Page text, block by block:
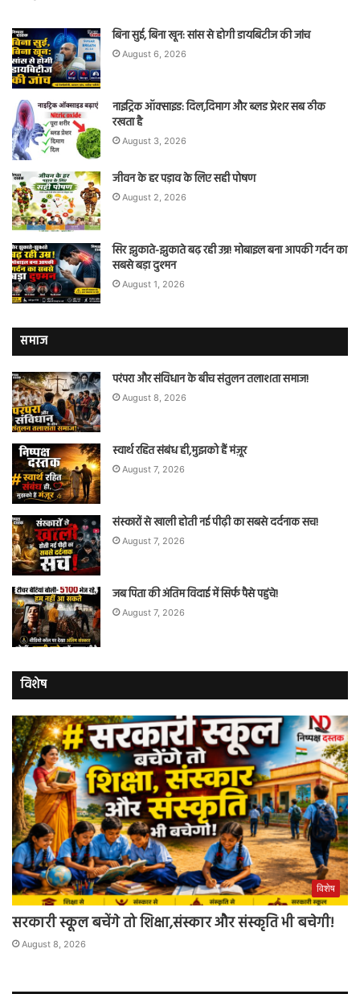
बिना सुई, बिना खून: सांस से होगी डायबिटीज की जांच
August 6, 2026
नाइट्रिक ऑक्साइड: दिल,दिमाग और ब्लड प्रेशर सब ठीक
रखता है
August 3, 2026
जीवन के हर पड़ाव के लिए सही पोषण
August 2, 2026
सिर झुकाते-झुकाते बढ़ रही उम्र! मोबाइल बना आपकी गर्दन का
सबसे बड़ा दुश्मन
August 1, 2026
समाज
परंपरा और संविधान के बीच संतुलन तलाशता समाज!
August 8, 2026
स्वार्थ रहित संबंध ही,मुझको हैं मंज़ूर
August 7, 2026
संस्कारों से खाली होती नई पीढ़ी का सबसे दर्दनाक सच!
August 7, 2026
जब पिता की अंतिम विदाई में सिर्फ पैसे पहुंचे!
August 7, 2026
विशेष
विशेष
सरकारी स्कूल बचेंगे तो शिक्षा,संस्कार और संस्कृति भी बचेगी!
August 8, 2026